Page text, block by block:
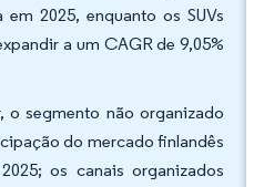
2025, enquanto os SUVs
a um CAGR de 9,05%
o segmento não organizado
do mercado finlandês
os canais organizados